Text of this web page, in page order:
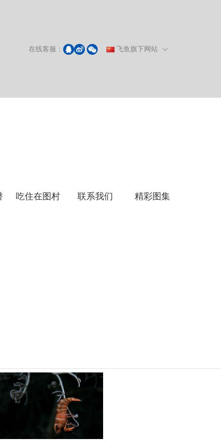
在线客服： 飞鱼旗下网站
吃住在图村 联系我们 精彩图集